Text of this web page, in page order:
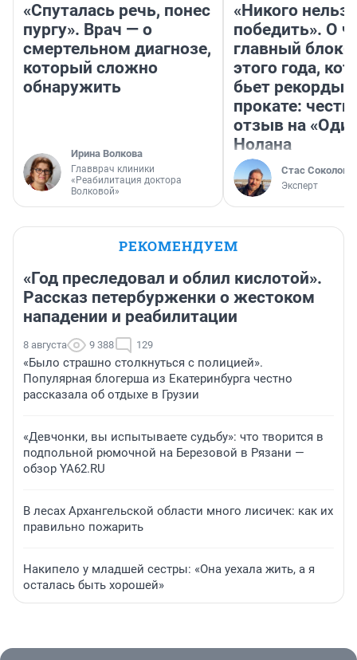
«Спуталась речь, понес
пургу». Врач — о
смертельном диагнозе,
который сложно
обнаружить
Ирина Волкова
Главврач клиники
«Реабилитация доктора
Волковой»
«Никого нельзя
победить». О
главный
этого года,
бьет рекорды в
прокате:
отзыв на
Нолана
Стас Соколов
Эксперт
РЕКОМЕНДУЕМ
«Год преследовал и облил кислотой».
Рассказ петербурженки о жестоком
нападении и реабилитации
8 августа 9 388 129
«Было страшно столкнуться с полицией».
Популярная блогерша из Екатеринбурга честно
рассказала об отдыхе в Грузии
«Девчонки, вы испытываете судьбу»: что творится в
подпольной рюмочной на Березовой в Рязани —
обзор YA62.RU
В лесах Архангельской области много лисичек: как их
правильно пожарить
Накипело у младшей сестры: «Она уехала жить, а я
осталась быть хорошей»